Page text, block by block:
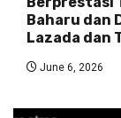
Baharu dan
Lazada dan
June 6, 2026